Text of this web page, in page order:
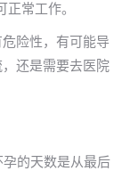
常工作。
险性，有可能导
还是需要去医院
的天数是从最后